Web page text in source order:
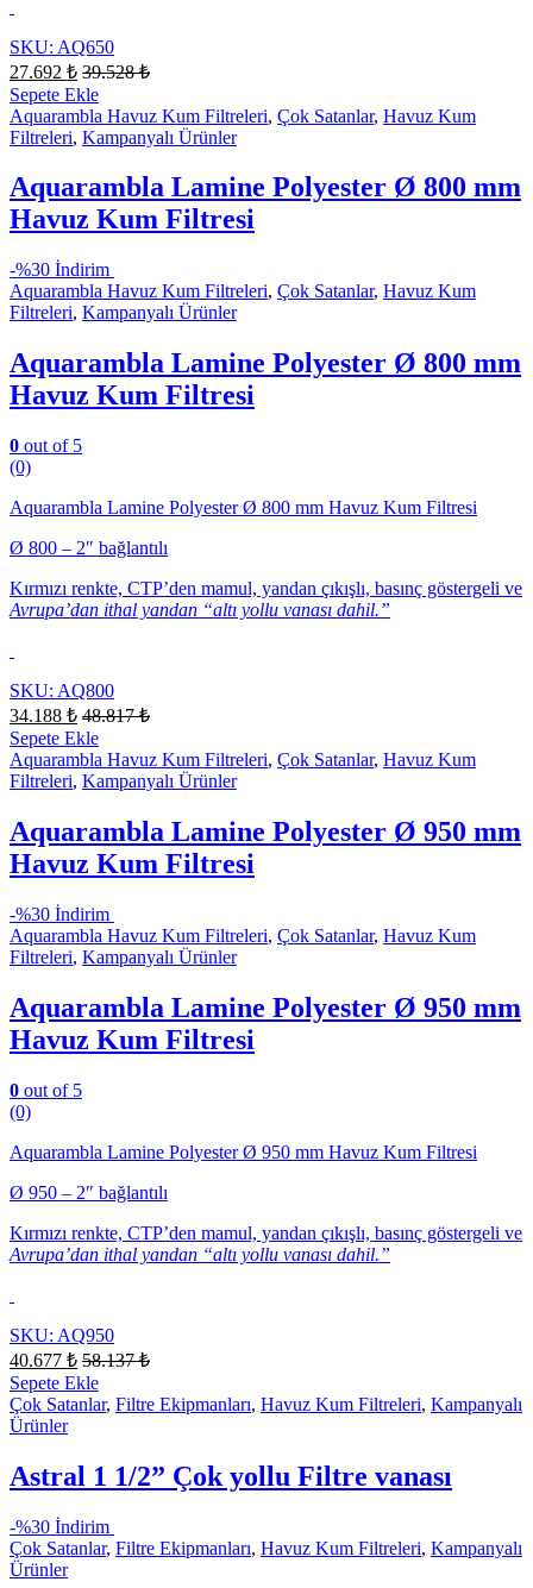
SKU: AQ650
27.692 ₺ 39.528₺
Sepete Ekle
Aquarambla Havuz Kum Filtreleri, Çok Satanlar, Havuz Kum
Filtreleri, Kampanyalı Ürünler
Aquarambla Lamine Polyester Ø 800 mm
Havuz Kum Filtresi
-%30 İndirim
Aquarambla Havuz Kum Filtreleri, Çok Satanlar, Havuz Kum
Filtreleri, Kampanyalı Ürünler
Aquarambla Lamine Polyester Ø 800 mm
Havuz Kum Filtresi
0 out of 5
(0)
Aquarambla Lamine Polyester Ø 800 mm Havuz Kum Filtresi
Ø 800 – 2″ bağlantılı
Kırmızı renkte, CTP’den mamul, yandan çıkışlı, basınç göstergeli ve
Avrupa’dan ithal yandan “altı yollu vanası dahil.”
SKU: AQ800
34.188 ₺ 48.817₺
Sepete Ekle
Aquarambla Havuz Kum Filtreleri, Çok Satanlar, Havuz Kum
Filtreleri, Kampanyalı Ürünler
Aquarambla Lamine Polyester Ø 950 mm
Havuz Kum Filtresi
-%30 İndirim
Aquarambla Havuz Kum Filtreleri, Çok Satanlar, Havuz Kum
Filtreleri, Kampanyalı Ürünler
Aquarambla Lamine Polyester Ø 950 mm
Havuz Kum Filtresi
0 out of 5
(0)
Aquarambla Lamine Polyester Ø 950 mm Havuz Kum Filtresi
Ø 950 – 2″ bağlantılı
Kırmızı renkte, CTP’den mamul, yandan çıkışlı, basınç göstergeli ve
Avrupa’dan ithal yandan “altı yollu vanası dahil.”
SKU: AQ950
40.677 ₺ 58.137₺
Sepete Ekle
Çok Satanlar, Filtre Ekipmanları, Havuz Kum Filtreleri, Kampanyalı
Ürünler
Astral 1 1/2” Çok yollu Filtre vanası
-%30 İndirim
Çok Satanlar, Filtre Ekipmanları, Havuz Kum Filtreleri, Kampanyalı
Ürünler